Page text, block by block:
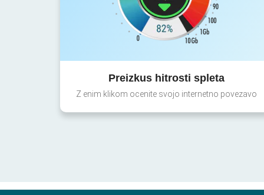
Preizkus hitrosti spleta
Z enim klikom ocenite svojo internetno povezavo